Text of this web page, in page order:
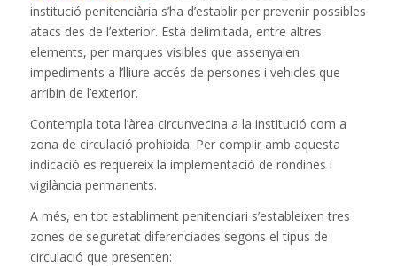
institució penitenciària s’ha d’establir per prevenir possibles
atacs des de l’exterior. Està delimitada, entre altres
elements, per marques visibles que assenyalen
impediments a l’lliure accés de persones i vehicles que
arribin de l’exterior.
Contempla tota l’àrea circunvecina a la institució com a
zona de circulació prohibida. Per complir amb aquesta
indicació es requereix la implementació de rondines i
vigilància permanents.
A més, en tot establiment penitenciari s’estableixen tres
zones de seguretat diferenciades segons el tipus de
circulació que presenten: